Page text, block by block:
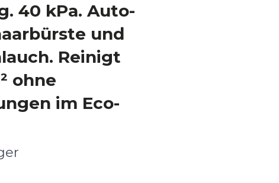
40 kPa. Auto-
und
Reinigt
ohne
im Eco-